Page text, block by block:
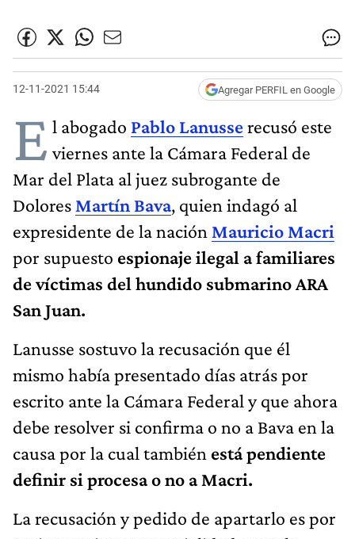
12-11-2021 15:44 Agregar PERFIL en Google
E l abogado Pablo Lanusserecusó este
viernes ante la Cámara Federal de
Mar del Plata al juez subrogante de
Dolores Martín Bava, quien indagó al
expresidente de la nación Mauricio Macri
por supuesto espionaje ilegal a familiares
de víctimas del hundido submarino ARA
San Juan.
Lanusse sostuvo la recusación que él
mismo había presentado días atrás por
escrito ante la Cámara Federal y que ahora
debe resolver si confirma o no a Bava en la
causa por la cual también está pendiente
definir si procesa o no a Macri.
La recusación y pedido de apartarlo es por